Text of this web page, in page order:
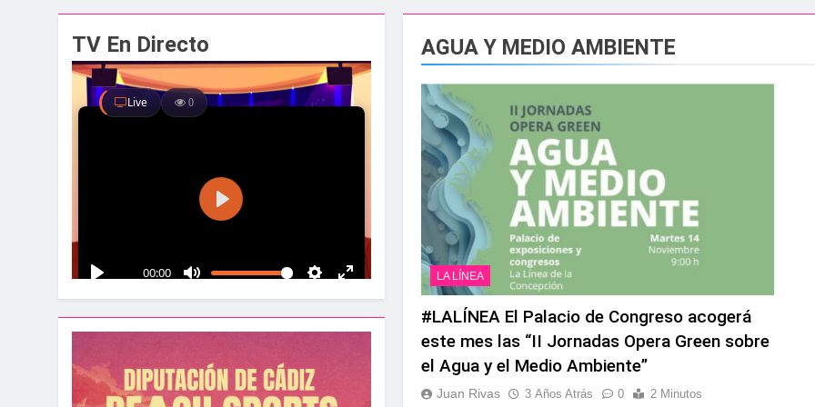
Santa Bárbara acoge el circuito nacional de vóley playa tres estrellas y el
1 Semana Atrás
La Línea albergará el Campeonato de Europa de Beach Sprint 2026 con más
Parques y Jardines lleva a cabo trabajos de mejora y mantenimiento en las
La Velada y Fiestas 2026 echa el cierre con éxito rotundo
La Mancomunidad y el Banco de Alimentos del Campo de Gibraltar renuevan
2 Semanas Atrás
Tráfico especial para despedir la feria. Ojo si vas a Santa Bárbara
2 Semanas Atrás
La feria se despide por todo lo alto: Antonio José, fuegos artificiales y música
TV En Directo AGUA Y MEDIO AMBIENTE
LA LÍNEA
#LALÍNEA El Palacio de Congreso acogerá
este mes las “II Jornadas Opera Green sobre
el Agua y el Medio Ambiente”
Juan Rivas 3 Años Atrás 0 2 Minutos